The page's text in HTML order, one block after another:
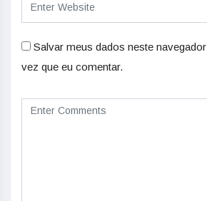
Salvar meus dados neste
vez que eu comentar.